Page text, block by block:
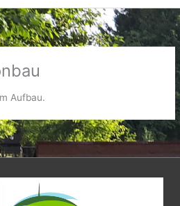
Aufbau.